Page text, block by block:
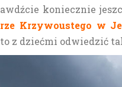
koniecznie
Krzywoustego w
z dziećmi odwiedzić